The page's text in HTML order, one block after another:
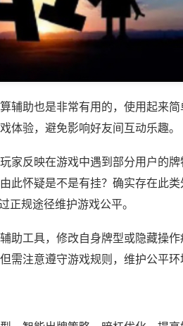
辅助也是非常有用的，使用起来
体验，避免影响好友间互动乐趣。
家反映在游戏中遇到部分用户的
此怀疑是不是有挂？确实存在此
正规途径维护游戏公平。
助工具，修改自身牌型或隐藏操作
需注意遵守游戏规则，维护公平环